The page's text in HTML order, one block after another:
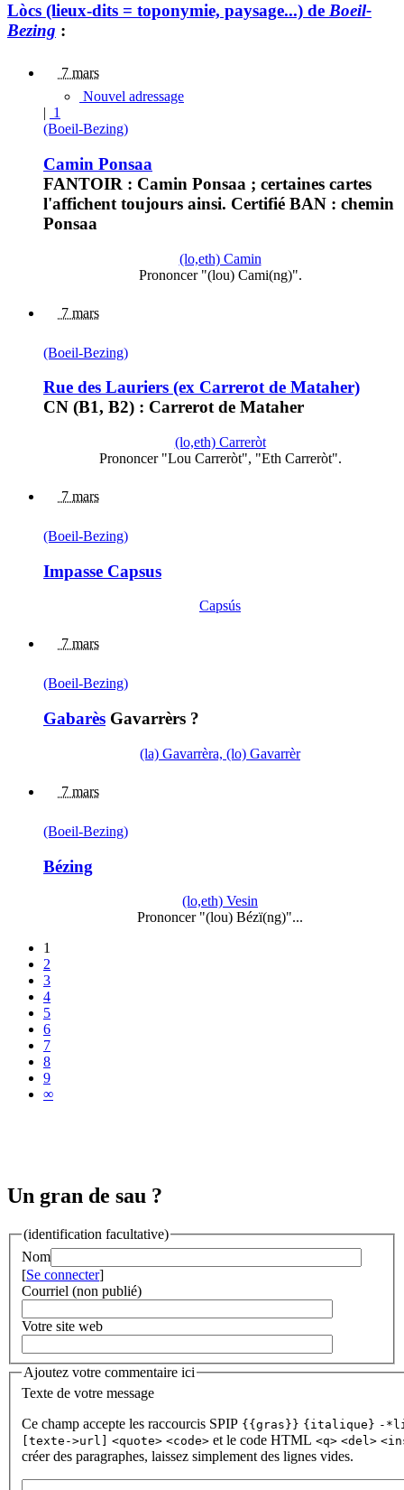
Lòcs (lieux-dits = toponymie, paysage...) de Boeil-
Bezing :
7 mars
Nouvel adressage
| 1
(Boeil-Bezing)
Camin Ponsaa
FANTOIR : Camin Ponsaa ; certaines cartes
l'affichent toujours ainsi. Certifié BAN : chemin
Ponsaa
(lo,eth) Camin
Prononcer "(lou) Cami(ng)".
7 mars
(Boeil-Bezing)
Rue des Lauriers (ex Carrerot de Mataher)
CN (B1, B2) : Carrerot de Mataher
(lo,eth) Carreròt
Prononcer "Lou Carreròt", "Eth Carreròt".
7 mars
(Boeil-Bezing)
Impasse Capsus
Capsús
7 mars
(Boeil-Bezing)
Gabarès Gavarrèrs ?
(la) Gavarrèra, (lo) Gavarrèr
7 mars
(Boeil-Bezing)
Bézing
(lo,eth) Vesin
Prononcer "(lou) Bézï(ng)"...
1
2
3
4
5
6
7
8
9
∞
Un gran de sau ?
(identification facultative)
Nom
[Se connecter]
Courriel (non publié)
Votre site web
Ajoutez votre commentaire ici
Texte de votre message
Ce champ accepte les raccourcis SPIP {{gras}} {italique} -
[texte->url]
<quote> <code> et le code HTML <q> <del>
créer des paragraphes, laissez simplement des lignes vides.